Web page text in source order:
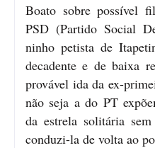
Boato sobre possível
PSD (Partido Social
ninho petista de
decadente e de baixa
provável ida da ex-
não seja a do PT
da estrela solitária
conduzi-la de volta ao